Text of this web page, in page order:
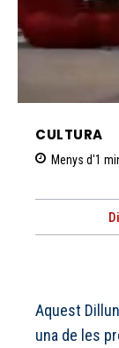
CULTURA
Menys d'1
Aquest
una de les